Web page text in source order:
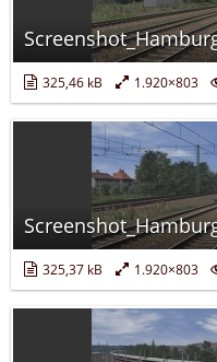
325,46 kB 1.920×803
325,37 kB 1.920×803